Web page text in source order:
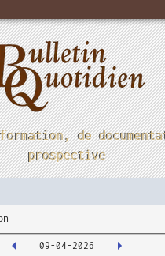
de
prospective
09-04-2026